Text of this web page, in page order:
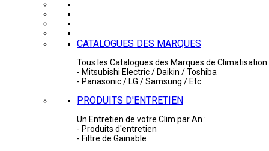
CATALOGUES DES MARQUES
Tous les Catalogues des Marques de Climatisation
- Mitsubishi Electric / Daikin / Toshiba
- Panasonic / LG / Samsung / Etc
PRODUITS D'ENTRETIEN
Un Entretien de votre Clim par An :
- Produits d'entretien
- Filtre de Gainable